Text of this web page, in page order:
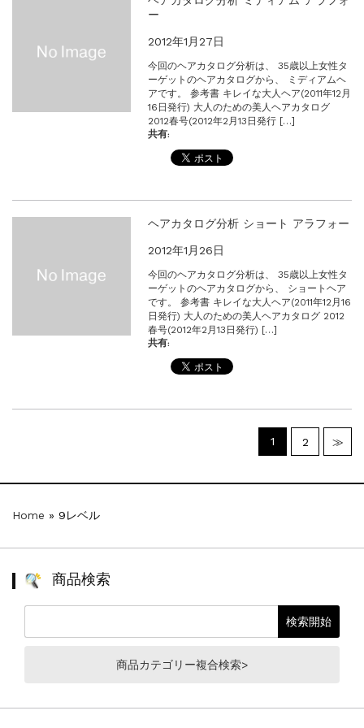
ー
2012年1月27日
今回のヘアカタログ分析は、 35歳以上女性タ
ーゲットのヘアカタログから、 ミディアムヘ
アです。 参考書 キレイな大人ヘア(2011年12月
16日発行) 大人のための美人ヘアカタログ
2012春号(2012年2月13日発行 […]
共有:
ヘアカタログ分析 ショート アラフォー
2012年1月26日
今回のヘアカタログ分析は、 35歳以上女性タ
ーゲットのヘアカタログから、 ショートヘア
です。 参考書 キレイな大人ヘア(2011年12月16
日発行) 大人のための美人ヘアカタログ 2012
春号(2012年2月13日発行) […]
共有:
1 2 ≫
Home » 9レベル
商品検索
商品カテゴリー複合検索>